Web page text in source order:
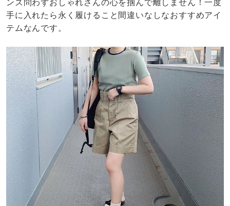
手に入れたら永く履けること間違いなしなおすすめアイ
テムなんです。